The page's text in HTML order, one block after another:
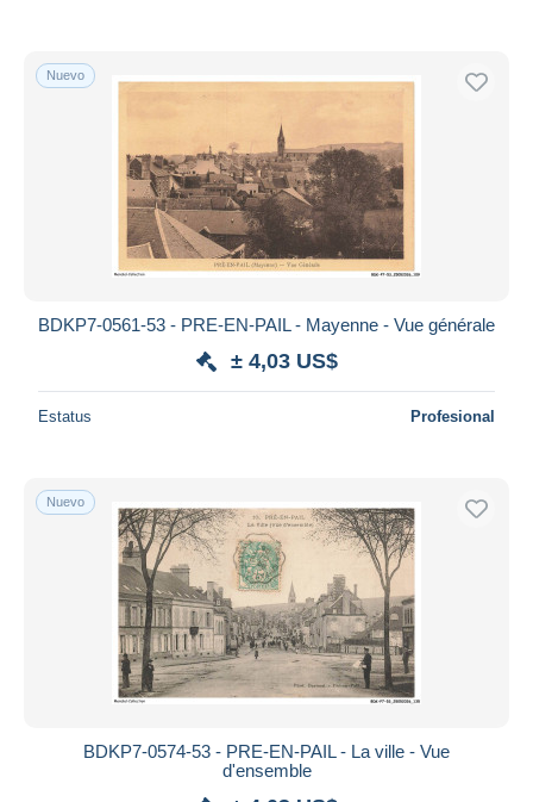
Nuevo
BDKP7-0561-53 - PRE-EN-PAIL - Mayenne - Vue générale
± 4,03 US$
Estatus Profesional
Nuevo
BDKP7-0574-53 - PRE-EN-PAIL - La ville - Vue
d'ensemble